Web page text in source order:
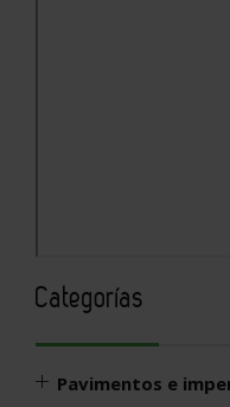
Categorías
Pavimentos e